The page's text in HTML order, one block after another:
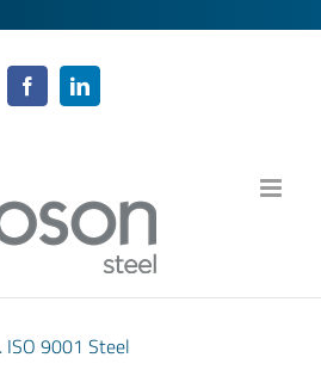
FacebookLinkedIn